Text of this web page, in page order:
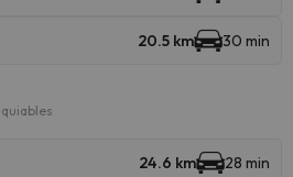
20.5 km 30 min
24.6 km 28 min